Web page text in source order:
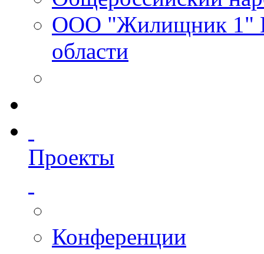
ООО "Жилищник 1"
области
Проекты
Конференции